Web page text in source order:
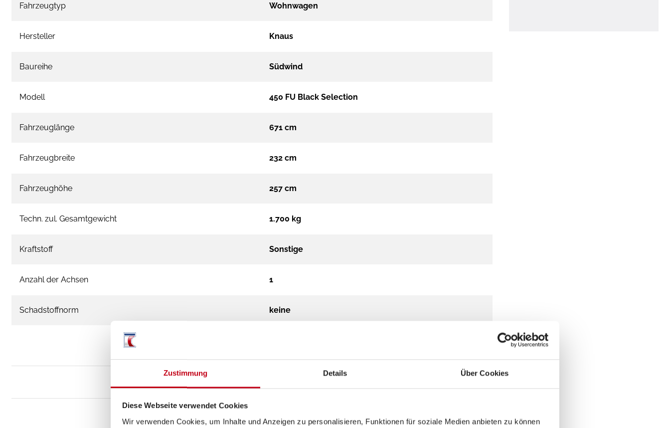
Zustimmung Details Über Cookies
Diese Webseite verwendet Cookies
Wir verwenden Cookies, um Inhalte und Anzeigen zu personalisieren, Funktionen für soziale Medien anbieten zu können
Fahrzeugtyp Wohnwagen
Hersteller Knaus
Baureihe Südwind
Modell 450 FU Black Selection
Fahrzeuglänge 671 cm
Fahrzeugbreite 232 cm
Fahrzeughöhe 257 cm
Techn. zul. Gesamtgewicht 1.700 kg
Kraftstoff Sonstige
Anzahl der Achsen 1
Schadstoffnorm keine